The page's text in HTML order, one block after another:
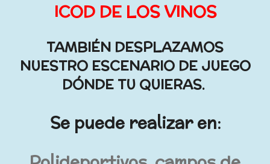
ICOD DE LOS VINOS
TAMBIÉN DESPLAZAMOS
NUESTRO ESCENARIO DE JUEGO
DÓNDE TU QUIERAS.
Se puede realizar en: